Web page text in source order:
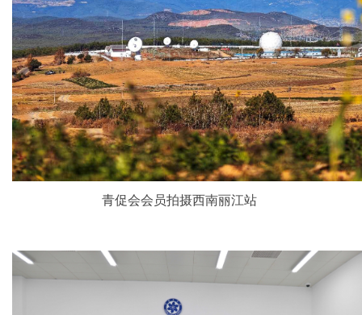
青促会会员拍摄西南丽江站